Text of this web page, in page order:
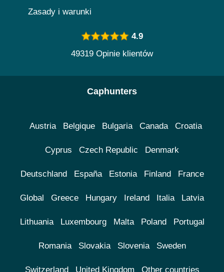
Zasady i warunki
4.9
49319 Opinie klientów
Caphunters
Austria Belgique Bulgaria Canada Croatia
Cyprus Czech Republic Denmark
Deutschland España Estonia Finland France
Global Greece Hungary Ireland Italia Latvia
Lithuania Luxembourg Malta Poland Portugal
Romania Slovakia Slovenia Sweden
Switzerland United Kingdom Other countries